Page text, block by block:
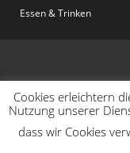
Essen & Trinken
Cookies erleichtern
Nutzung unserer
dass wir Cookies